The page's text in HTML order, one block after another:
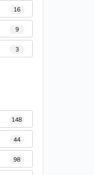
16
9
3
148
44
98